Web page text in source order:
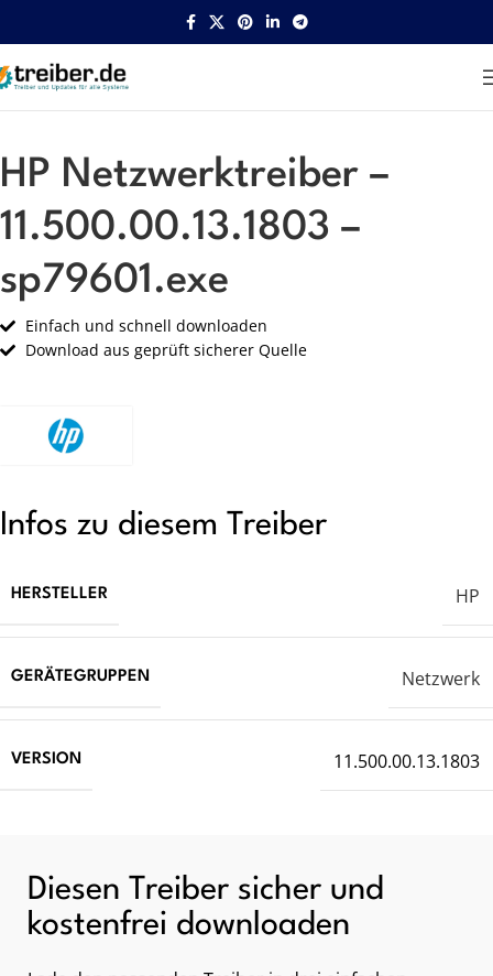
Startseite HP Netzwerk
HP Netzwerktreiber –
11.500.00.13.1803 –
sp79601.exe
Einfach und schnell downloaden
Download aus geprüft sicherer Quelle
Infos zu diesem Treiber
HERSTELLER HP
GERÄTEGRUPPEN Netzwerk
VERSION 11.500.00.13.1803
Diesen Treiber sicher und
kostenfrei downloaden